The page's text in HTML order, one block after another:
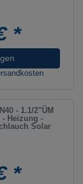
*
- 1.1/2"ÜM
- Heizung -
Solar
*